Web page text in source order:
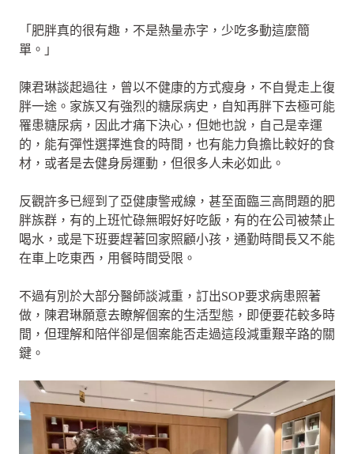
「肥胖真的很有趣，不是熱量赤字，少吃多動這麼簡
單。」
陳君琳談起過往，曾以不健康的方式瘦身，不自覺走上復
胖一途。家族又有強烈的糖尿病史，自知再胖下去極可能
罹患糖尿病，因此才痛下決心，但她也說，自己是幸運
的，能有彈性選擇進食的時間，也有能力負擔比較好的食
材，或者是去健身房運動，但很多人未必如此。
反觀許多已經到了亞健康警戒線，甚至面臨三高問題的肥
胖族群，有的上班忙碌無暇好好吃飯，有的在公司被禁止
喝水，或是下班要趕著回家照顧小孩，通勤時間長又不能
在車上吃東西，用餐時間受限。
不過有別於大部分醫師談減重，訂出SOP要求病患照著
做，陳君琳願意去瞭解個案的生活型態，即便要花較多時
間，但理解和陪伴卻是個案能否走過這段減重艱辛路的關
鍵。